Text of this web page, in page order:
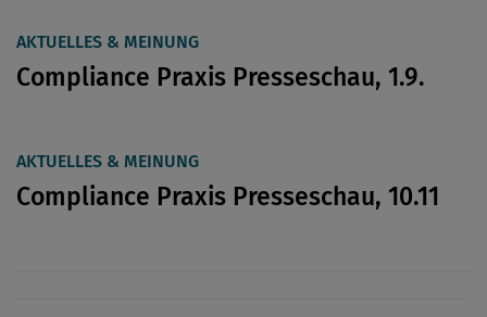
AKTUELLES & MEINUNG
Compliance Praxis Presseschau, 1.9.
AKTUELLES & MEINUNG
Compliance Praxis Presseschau, 10.11